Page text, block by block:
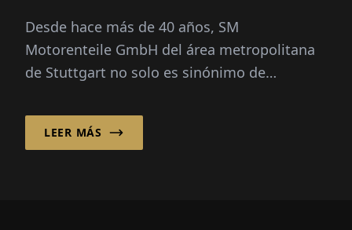
Desde hace más de 40 años, SM
Motorenteile GmbH del área metropolitana
de Stuttgart no solo es sinónimo de
valores personales...
LEER MÁS